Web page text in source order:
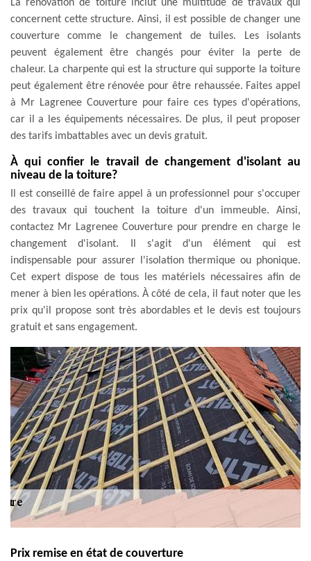
La rénovation de toiture inclut une multitude de travaux qui
concernent cette structure. Ainsi, il est possible de changer une
couverture comme le changement de tuiles. Les isolants
peuvent également être changés pour éviter la perte de
chaleur. La charpente qui est la structure qui supporte la toiture
peut également être rénovée pour être rehaussée. Faites appel
à Mr Lagrenee Couverture pour faire ces types d'opérations,
car il a les équipements nécessaires. De plus, il peut proposer
des tarifs imbattables avec un devis gratuit.
À qui confier le travail de changement d'isolant au
niveau de la toiture?
Il est conseillé de faire appel à un professionnel pour s'occuper
des travaux qui touchent la toiture d'un immeuble. Ainsi,
contactez Mr Lagrenee Couverture pour prendre en charge le
changement d'isolant. Il s'agit d'un élément qui est
indispensable pour assurer l'isolation thermique ou phonique.
Cet expert dispose de tous les matériels nécessaires afin de
mener à bien les opérations. À côté de cela, il faut noter que les
prix qu'il propose sont très abordables et le devis est toujours
gratuit et sans engagement.
Prix remise en état de couverture